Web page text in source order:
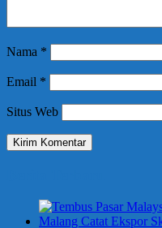
Nama *
Email *
Situs Web